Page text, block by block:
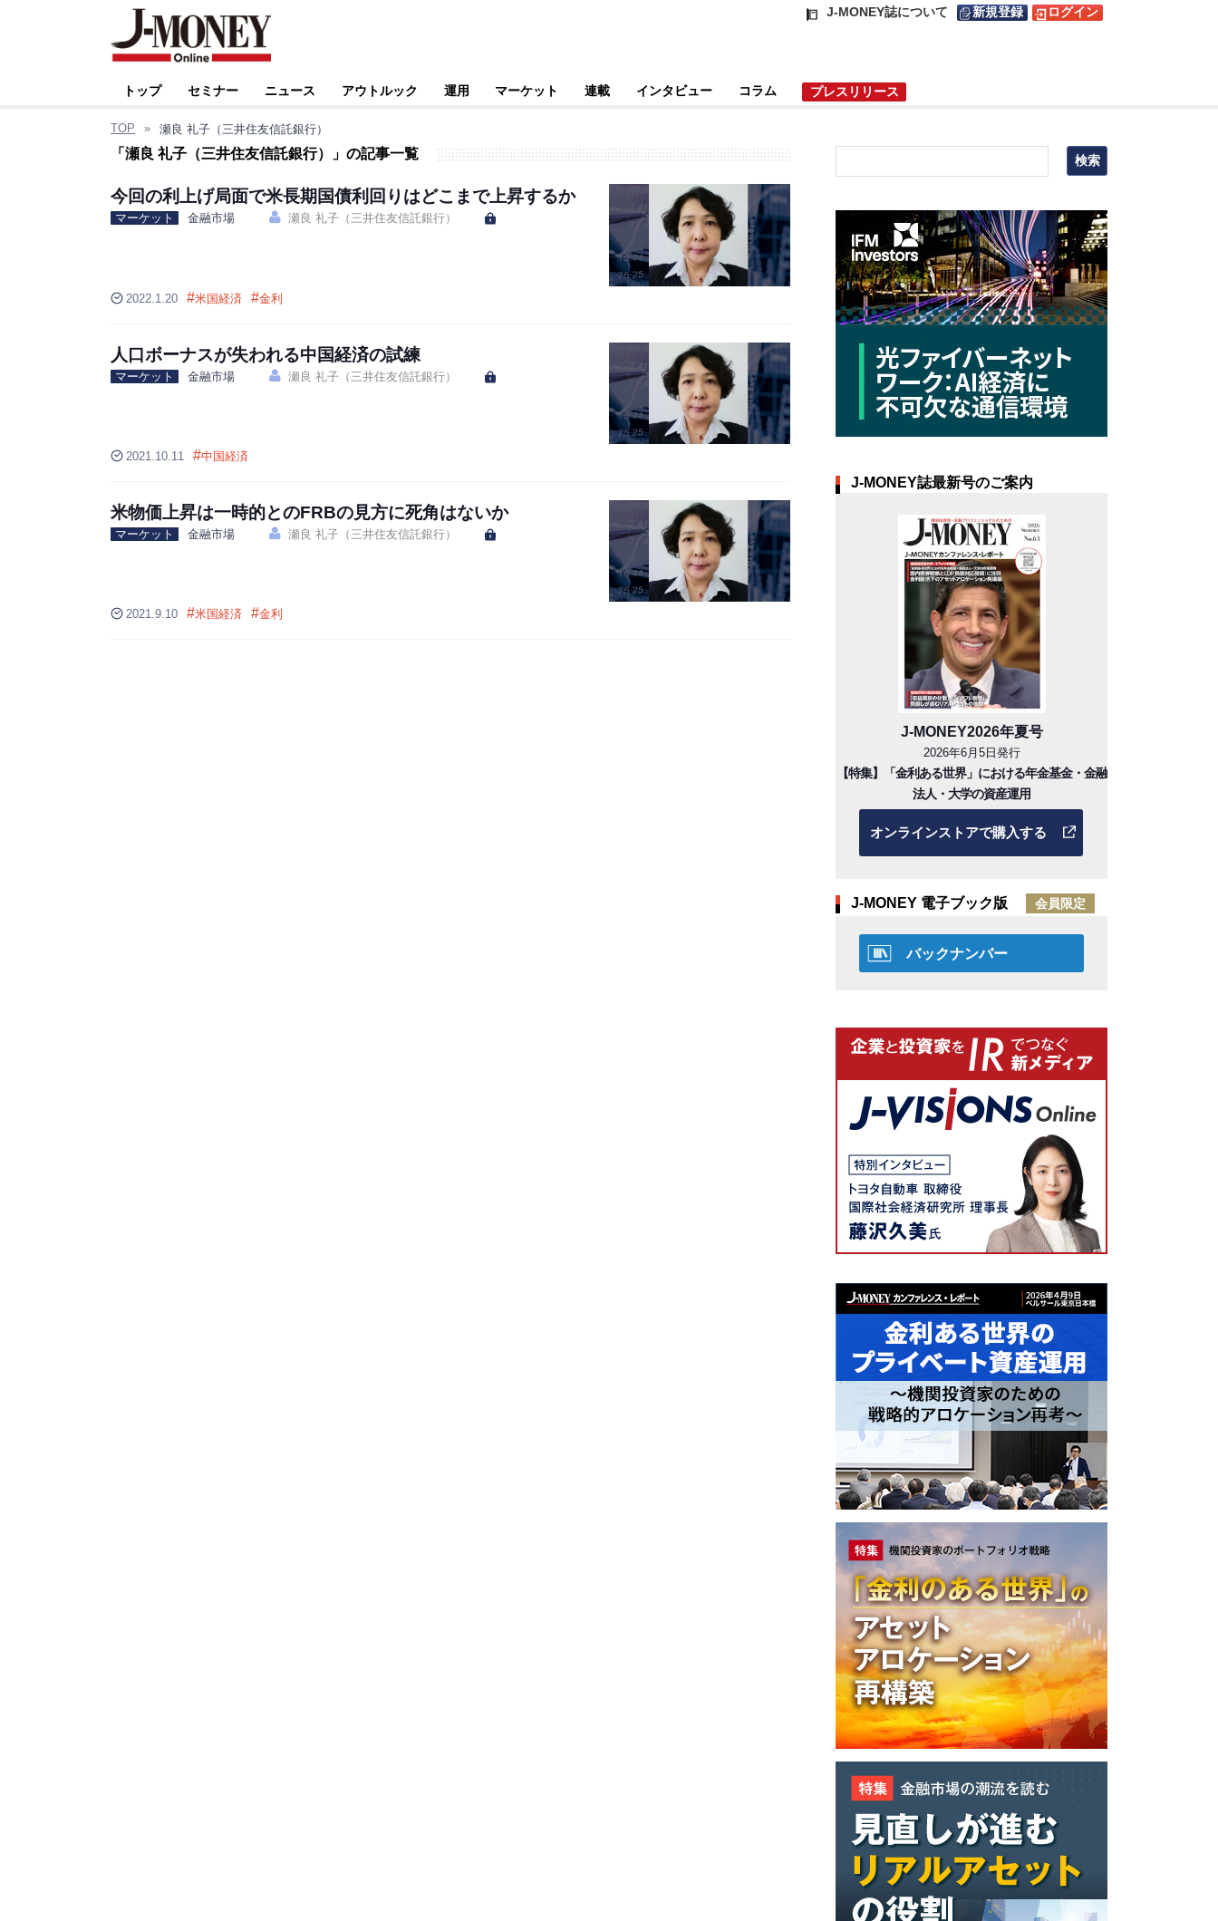
J-MONEY誌について 新規登録 ログイン
トップ セミナー ニュース アウトルック 運用 マーケット 連載 インタビュー コラム プレスリリース
TOP » 瀬良 礼子（三井住友信託銀行）
「瀬良 礼子（三井住友信託銀行）」 の記事一覧
今回の利上げ局面で米長期国債利回りはどこまで上昇するか
マーケット 金融市場 瀬良 礼子（三井住友信託銀行）
2022.1.20 #米国経済 #金利
人口ボーナスが失われる中国経済の試練
マーケット 金融市場 瀬良 礼子（三井住友信託銀行）
2021.10.11 #中国経済
米物価上昇は一時的とのFRBの見方に死角はないか
マーケット 金融市場 瀬良 礼子（三井住友信託銀行）
2021.9.10 #米国経済 #金利
J-MONEY誌最新号のご案内
J-MONEY2026年夏号
2026年6月5日発行
【特集】「金利ある世界」における年金基金・金融
法人・大学の資産運用
オンラインストアで購入する
J-MONEY 電子ブック版 会員限定
バックナンバー